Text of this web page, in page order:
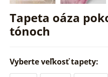
Tapeta oáza
tónoch
Vyberte veľkosť tapety: